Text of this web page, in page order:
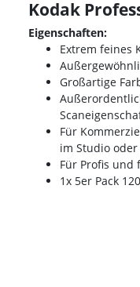
Kodak
Eigenschaften:
Extrem feines
Großartige
Für
im Studio
Für Profis und
1x 5er Pack 120